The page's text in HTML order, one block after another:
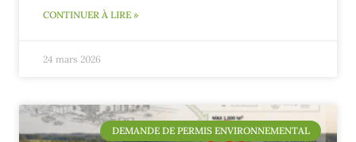
CONTINUER À LIRE »
24 mars 2026
DEMANDE DE PERMIS ENVIRONNEMENTAL